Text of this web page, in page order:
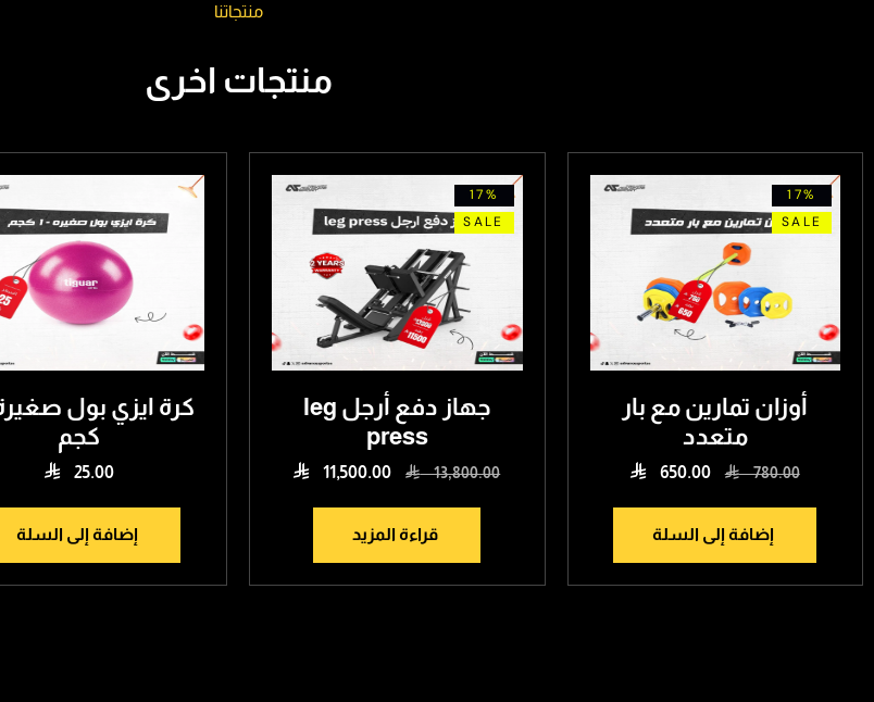
منتجاتنا
منتجات اخرى
17%
SALE
أوزان تمارين مع بار
متعدد
780.00
650.00
إضافة إلى السلة
17%
SALE
جهاز دفع أرجل leg
press
13,800.00
11,500.00
قراءة المزيد
كجم
25.00
إضافة إلى السلة